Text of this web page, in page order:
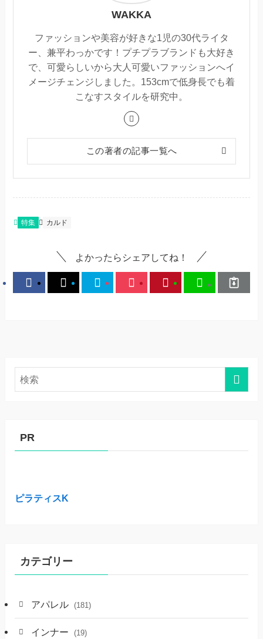
WAKKA
ファッションや美容が好きな1児の30代ライタ
ー、兼平わっかです！プチプラブランドも大好き
で、可愛らしいから大人可愛いファッションへイ
メージチェンジしました。153cmで低身長でも着
こなすスタイルを研究中。
この著者の記事一覧へ
特集 カルド
よかったらシェアしてね！
PR
ピラティスK
カテゴリー
アパレル (181)
インナー (19)